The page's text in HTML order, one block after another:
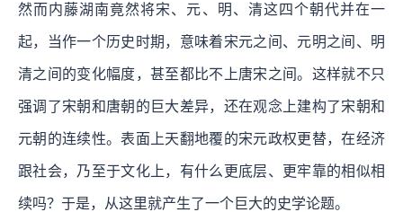
然而内藤湖南竟然将宋、元、明、清这四个朝代并在一
起，当作一个历史时期，意味着宋元之间、元明之间、明
清之间的变化幅度，甚至都比不上唐宋之间。这样就不只
强调了宋朝和唐朝的巨大差异，还在观念上建构了宋朝和
元朝的连续性。表面上天翻地覆的宋元政权更替，在经济
跟社会，乃至于文化上，有什么更底层、更牢靠的相似相
续吗？于是，从这里就产生了一个巨大的史学论题。